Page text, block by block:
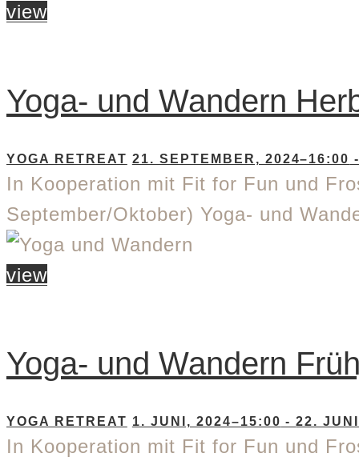
view
Yoga- und Wandern
YOGA RETREAT 21. SEPTEMBER, 2024–16:00
In Kooperation mit Fit for Fun und
September/Oktober) Yoga- und
view
Yoga- und Wandern
YOGA RETREAT 1. JUNI, 2024–15:00 -22.
In Kooperation mit Fit for Fun und